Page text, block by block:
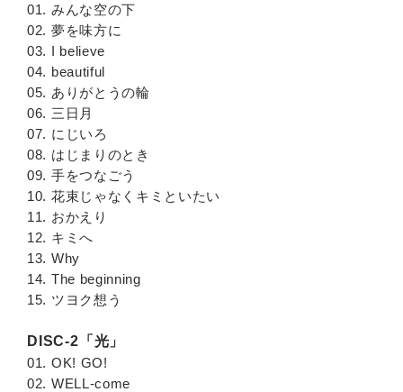
01. みんな空の下
02. 夢を味方に
03. I believe
04. beautiful
05. ありがとうの輪
06. 三日月
07. にじいろ
08. はじまりのとき
09. 手をつなごう
10. 花束じゃなくキミといたい
11. おかえり
12. キミへ
13. Why
14. The beginning
15. ツヨク想う
DISC-2「光」
01. OK! GO!
02. WELL-come